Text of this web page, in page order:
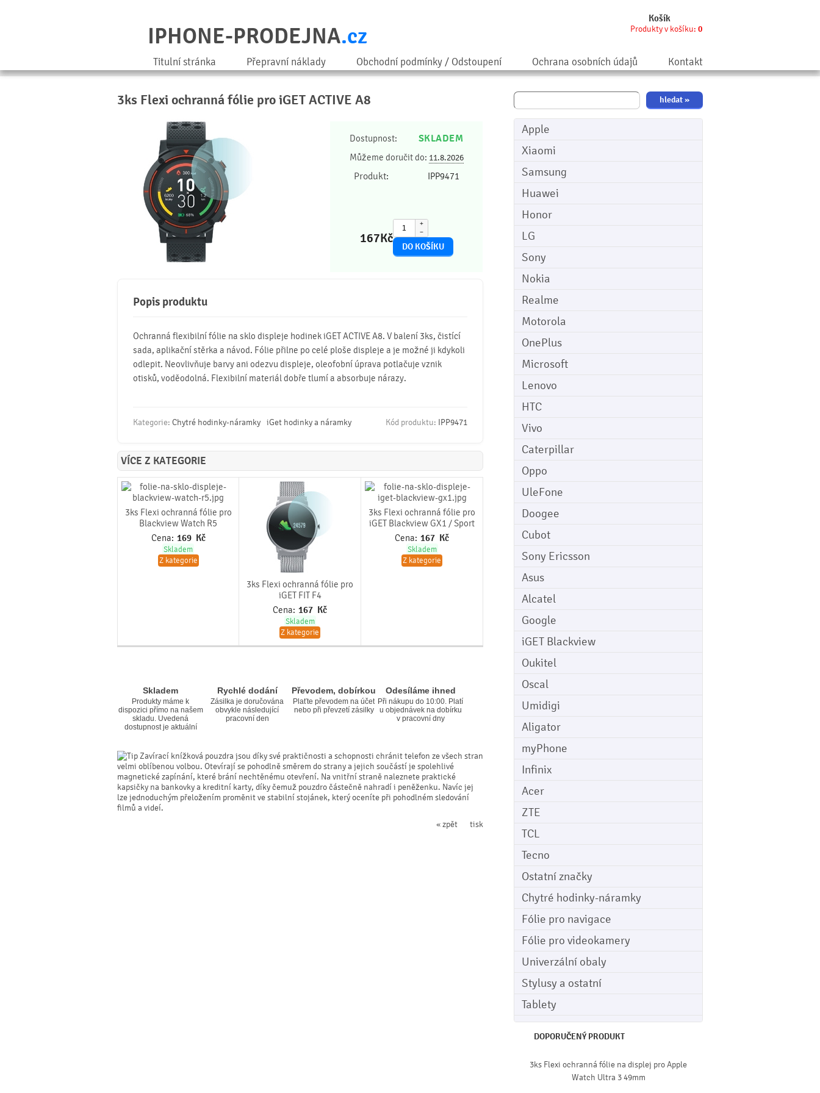
Košík
Produkty v košíku: 0
IPHONE-PRODEJNA.cz
Titulní stránka Přepravní náklady Obchodní podmínky / Odstoupení Ochrana osobních údajů Kontakt
Apple
Xiaomi
Samsung
Huawei
Honor
LG
Sony
Nokia
Realme
Motorola
OnePlus
Microsoft
Lenovo
HTC
Vivo
Caterpillar
Oppo
UleFone
Doogee
Cubot
Sony Ericsson
Asus
Alcatel
Google
iGET Blackview
Oukitel
Oscal
Umidigi
Aligator
myPhone
Infinix
Acer
ZTE
TCL
Tecno
Ostatní značky
Chytré hodinky-náramky
Fólie pro navigace
Fólie pro videokamery
Univerzální obaly
Stylusy a ostatní
Tablety
DOPORUČENÝ PRODUKT
3ks Flexi ochranná fólie na displej pro Apple
Watch Ultra 3 49mm
3ks Flexi ochranná fólie pro iGET ACTIVE A8
Dostupnost: SKLADEM
Můžeme doručit do: 11.8.2026
Produkt: IPP9471
167Kč
+
−
Popis produktu
Ochranná flexibilní fólie na sklo displeje hodinek iGET ACTIVE A8. V balení 3ks, čistící
sada, aplikační stěrka a návod. Fólie přilne po celé ploše displeje a je možné ji kdykoli
odlepit. Neovlivňuje barvy ani odezvu displeje, oleofobní úprava potlačuje vznik
otisků, voděodolná. Flexibilní materiál dobře tlumí a absorbuje nárazy.
Kategorie: Chytré hodinky-náramky iGet hodinky a náramky Kód produktu: IPP9471
VÍCE Z KATEGORIE
3ks Flexi ochranná fólie pro
Blackview Watch R5
Cena: 169 Kč
Skladem
Z kategorie
3ks Flexi ochranná fólie pro
iGET FIT F4
Cena: 167 Kč
Skladem
Z kategorie
3ks Flexi ochranná fólie pro
iGET Blackview GX1 / Sport
Cena: 167 Kč
Skladem
Z kategorie
Skladem
Produkty máme k
dispozici přímo na našem
skladu. Uvedená
dostupnost je aktuální
Rychlé dodání
Zásilka je doručována
obvykle následující
pracovní den
Převodem, dobírkou
Plaťte převodem na účet
nebo při převzetí zásilky
Odesíláme ihned
Při nákupu do 10:00. Platí
u objednávek na dobírku
v pracovní dny
Zavírací knížková pouzdra jsou díky své praktičnosti a schopnosti chránit telefon ze všech stran
velmi oblíbenou volbou. Otevírají se pohodlně směrem do strany a jejich součástí je spolehlivé
magnetické zapínání, které brání nechtěnému otevření. Na vnitřní straně naleznete praktické
kapsičky na bankovky a kreditní karty, díky čemuž pouzdro částečně nahradí i peněženku. Navíc jej
lze jednoduchým přeložením proměnit ve stabilní stojánek, který oceníte při pohodlném sledování
filmů a videí.
tisk
« zpět